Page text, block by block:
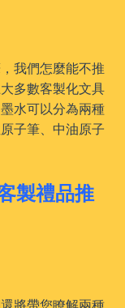
我們怎麼能不推
多數客製化文具
水可以分為兩種
子筆、中油原子
製禮品推